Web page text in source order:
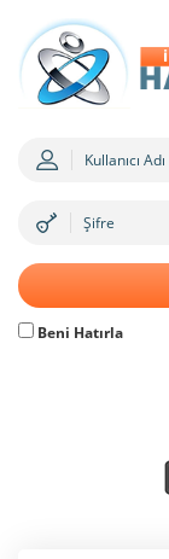
Beni Hatırla